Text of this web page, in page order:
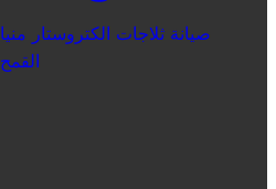
صيانة ثلاجات الكتروستار منيا
القمح